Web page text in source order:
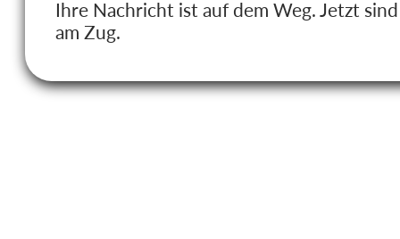
Ihre Nachricht ist auf dem Weg. Jetzt
am Zug.